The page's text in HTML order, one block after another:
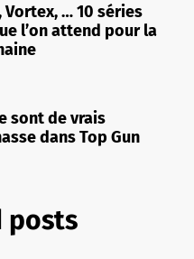
… 10 séries
l’on attend pour la
sont de vrais
dans Top Gun
posts